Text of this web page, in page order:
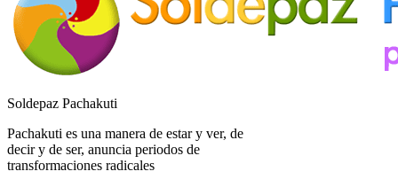
Soldepaz Pachakuti
Pachakuti es una manera de estar y ver, de
decir y de ser, anuncia periodos de
transformaciones radicales